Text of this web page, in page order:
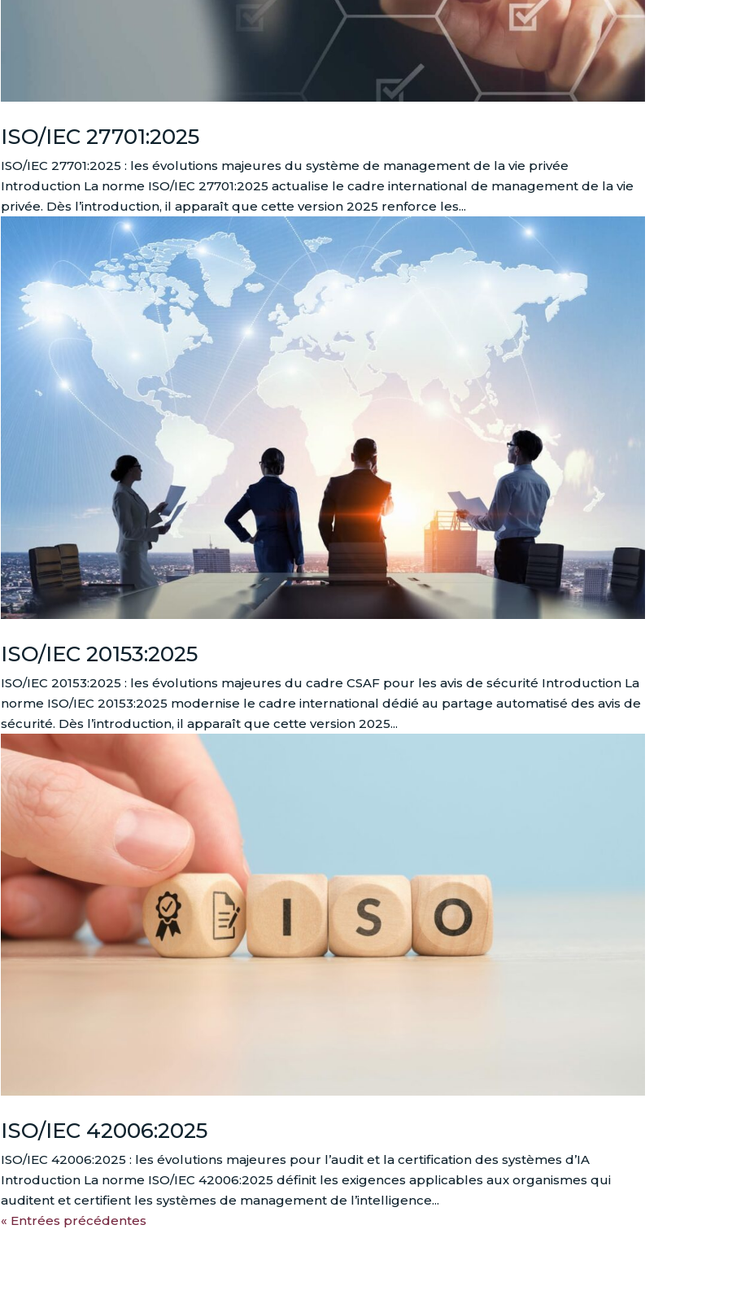
ISO/IEC 27701:2025
ISO/IEC 27701:2025 : les évolutions majeures du système de management de la vie privée
Introduction La norme ISO/IEC 27701:2025 actualise le cadre international de management de la vie
privée. Dès l’introduction, il apparaît que cette version 2025 renforce les...
ISO/IEC 20153:2025
ISO/IEC 20153:2025 : les évolutions majeures du cadre CSAF pour les avis de sécurité Introduction La
norme ISO/IEC 20153:2025 modernise le cadre international dédié au partage automatisé des avis de
sécurité. Dès l’introduction, il apparaît que cette version 2025...
ISO/IEC 42006:2025
ISO/IEC 42006:2025 : les évolutions majeures pour l’audit et la certification des systèmes d’IA
Introduction La norme ISO/IEC 42006:2025 définit les exigences applicables aux organismes qui
auditent et certifient les systèmes de management de l’intelligence...
« Entrées précédentes